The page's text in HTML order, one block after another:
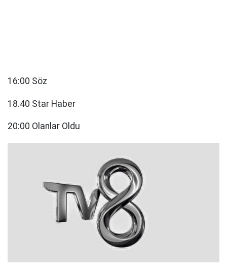
16:00 Söz
18.40 Star Haber
20:00 Olanlar Oldu